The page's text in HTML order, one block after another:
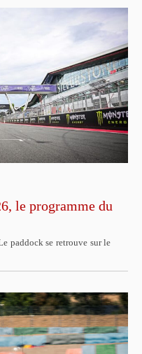
le programme du
paddock se retrouve sur le